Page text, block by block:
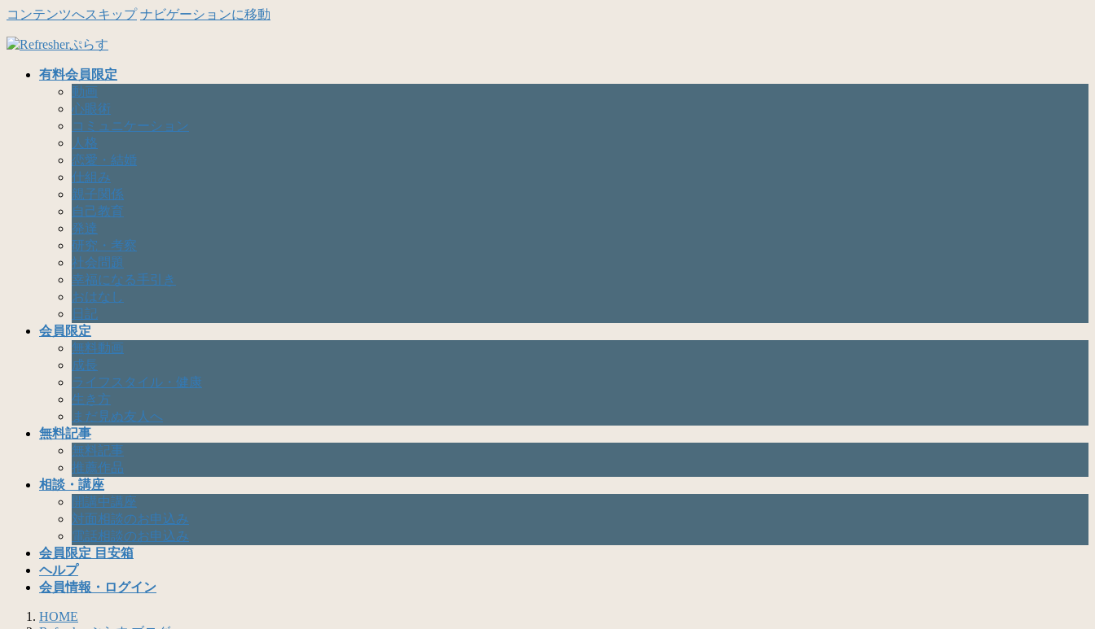
コンテンツへスキップ ナビゲーションに移動
有料会員限定
動画
心眼術
コミュニケーション
人格
恋愛・結婚
仕組み
親子関係
自己教育
発達
研究・考察
社会問題
幸福になる手引き
おはなし
日記
会員限定
無料動画
成長
ライフスタイル・健康
生き方
まだ見ぬ友人へ
無料記事
無料記事
推薦作品
相談・講座
開講中講座
対面相談のお申込み
電話相談のお申込み
会員限定 目安箱
ヘルプ
会員情報・ログイン
HOME